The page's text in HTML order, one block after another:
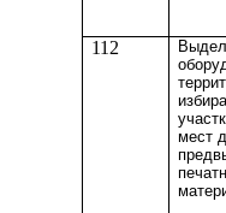
112
мест